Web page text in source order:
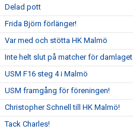
Delad pott
Frida Björn förlänger!
Var med och stötta HK Malmö
Inte helt slut på matcher för damlaget
USM F16 steg 4 i Malmö
USM framgång för föreningen!
Christopher Schnell till HK Malmö!
Tack Charles!